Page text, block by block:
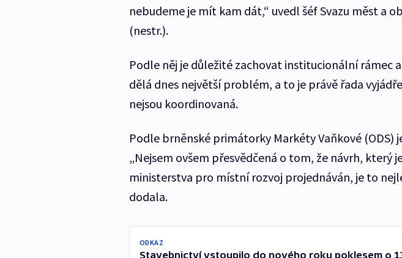
nebudeme je mít kam dát,“ uvedl šéf Svazu měst a
(nestr.).
Podle něj je důležité zachovat institucionální rámec
dělá dnes největší problém, a to je právě řada
nejsou koordinovaná.
Podle brněnské primátorky Markéty Vaňkové (ODS)
„Nejsem ovšem přesvědčená o tom, že návrh, který
ministerstva pro místní rozvoj projednáván, je to
dodala.
ODKAZ
Stavebnictví vstoupilo do nového roku poklesem o